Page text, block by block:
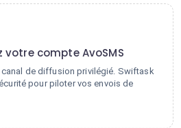
votre compte AvoSMS
de diffusion privilégié. Swiftask
pour piloter vos envois de